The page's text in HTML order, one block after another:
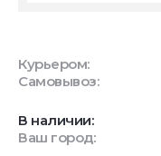
Курьером:
Самовывоз:
В наличии:
Ваш город: